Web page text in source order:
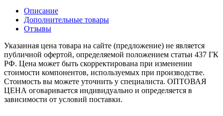
Описание
Дополнительные товары
Отзывы
Указанная цена товара на сайте (предложение) не является
публичной офертой, определяемой положением статьи 437 ГК
РФ. Цена может быть скорректирована при изменении
стоимости компонентов, используемых при производстве.
Стоимость вы можете уточнить у специалиста. ОПТОВАЯ
ЦЕНА оговаривается индивидуально и определяется в
зависимости от условий поставки.